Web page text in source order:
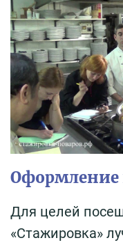
Оформление
Для целей
«Стажировка»